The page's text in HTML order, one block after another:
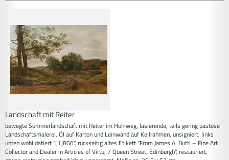
Landschaft mit Reiter
bewegte Sommerlandschaft mit Reiter im Hohlweg, lasierende, teils gering pastose
Landschaftsmalerei, Öl auf Karton und Leinwand auf Keilrahmen, unsigniert, links
unten wohl datiert "[1]860", rückseitig altes Etikett "From James A. Butti – Fine Art
Collector and Dealer in Articles of Virtu, 7 Queen Street, Edinburgh", restauriert,